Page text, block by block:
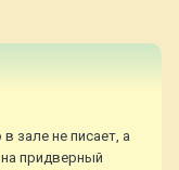
зале не писает, а
придверный